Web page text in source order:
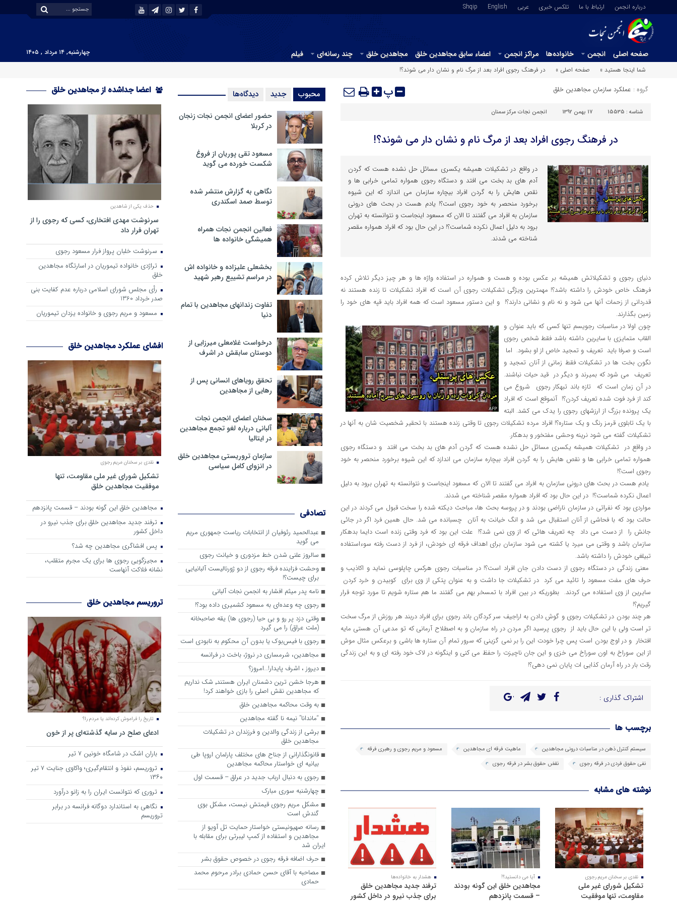
درباره انجمن ارتباط با ما تلکس خبری عربي English
Shqip
صفحه اصلی انجمن خانواده‌ها مراکز انجمن اعضاء سابق مجاهدین خلق مجاهدین خلق چند رسانه‌ای فیلم
چهارشنبه, ۱۴ مرداد , ۱۴۰۵
شما اینجا هستید »
صفحه اصلی » در فرهنگ رجوی افراد بعد از مرگ نام و نشان دار می شوند؟!
گروه : عملکرد سازمان مجاهدین خلق پ
شناسه : 15535 17 بهمن 1392 انجمن نجات مرکز سمنان
در فرهنگ رجوی افراد بعد از مرگ نام و نشان دار می شوند؟!
در واقع در تشکیلات همیشه یکسری مسائل حل نشده هست که گردن
آدم های بد بخت می افتد و دستگاه رجوی همواره تمامی خرابی ها و
نقص هایش را به گردن افراد بیچاره سازمان می اندازد که این شیوه
برخورد منحصر به خود رجوی است؟! یادم هست در بحث های درونی
سازمان به افراد می گفتند تا الان که مسعود اینجاست و نتوانسته به تهران
برود به دلیل اعمال نکرده شماست؟! در این حال بود که افراد همواره مقصر
شناخته می شدند.
دنیای رجوی و تشکیلاتش همیشه بر عکس بوده و هست و همواره در استفاده واِژه ها و هر چیز دیگر تلاش کرده
فرهنگ خاص خودش را داشته باشد؟! مهمترین ویژگی تشکیلات رجوی آن است که افراد تشکیلات تا زنده هستند نه
قدردانی از زحمات آنها می شود و نه نام و نشانی دارند؟! و این دستور مسعود است که همه افراد باید قپه های خود را
زمین بگذارند.
چون اولا در مناسبات رجویسم تنها کسی که باید عنوان و
القاب متمایزی با سایرین داشته باشد فقط شخص رجوی
است و صرفا باید تعریف و تمجید خاص از او بشود. اما
نگون بخت ها در تشکیلات فقط زمانی از آنان تمجید و
تعریف می شود که بمیرند و دیگر در قید حیات نباشند.
در آن زمان است که تازه باند تبهکار رجوی شروع می
کند از فرد فوت شده تعریف کردن؟! آنموقع است که افراد
یک پرونده بزرگ از ارزشهای رجوی را یدک می کشد. البته
با یک تابلوی قرمز رنگ و یک ستاره؟! افراد مرده تشکیلات رجوی تا وقتی زنده هستند با تحقیر شخصیت شان به آنها در
تشکیلات گفته می شود نرینه وحشی مفتخور و بدهکار.
در واقع در تشکیلات همیشه یکسری مسائل حل نشده هست که گردن آدم های بد بخت می افتد و دستگاه رجوی
همواره تمامی خرابی ها و نقص هایش را به گردن افراد بیچاره سازمان می اندازد که این شیوه برخورد منحصر به خود
رجوی است؟!
یادم هست در بحث های درونی سازمان به افراد می گفتند تا الان که مسعود اینجاست و نتوانسته به تهران برود به دلیل
اعمال نکرده شماست؟! در این حال بود که افراد همواره مقصر شناخته می شدند.
مواردی بود که نفراتی در سازمان ناراضی بودند و در پروسه بحث ها، مباحث دیکته شده را سخت قبول می کردند در این
حالت بود که با فحاشی از آنان استقبال می شد و انگ خیانت به آنان چسبانده می شد. حال همین فرد اگر در جائی
جانش را از دست می داد چه تعریف هائی که از وی نمی شد؟! علت این بود که فرد وقتی زنده است دایما بدهکار
سازمان باشد و وقتی می میرد یا کشته می شود سازمان برای اهداف فرقه ای خودش، از فرد از دست رفته سوءاستفاده
تبیلغی خودش را داشته باشد.
معنی زندگی در دستگاه رجوی از دست دادن جان افراد است؟! در مناسبات رجوی هرکس چاپلوسی نماید و اکاذیب و
حرف های مفت مسعود را تائید می کرد در تشکیلات جا داشت و به عنوان پتکی از وی برای کوبیدن و خرد کردن
سایرین از وی استفاده می کردند. بطوریکه در بین افراد با تمسخر بهم می گفتند ما هم ستاره شویم تا مورد توجه قرار
گیریم؟!
هر چند بودن در تشکیلات رجوی و گوش دادن به اراجیف سر کردگان باند رجوی برای افراد دربند هر روزش از مرگ سخت
تر است ولی با این حال باید از رجوی پرسید اگر مردن در راه سازمان و به اصطلاح آرمانی که تو مدعی آن هستی مایه
افتخار و در اوج بودن است پس چرا خودت این را بر نمی گزینی که سرور تمام آن ستاره ها باشی و برعکس مثال موش
از این سوراخ به اون سوراخ می خزی و این جان ناچیزت را حفظ می کنی و اینگونه در لاک خود رفته ای و به این زندگی
رقت بار در راه آرمان کذایی ات پایان نمی دهی؟!
اشتراک گذاری :
برچسب ها
سیستم کنترل ذهن در مناسبات درونی مجاهدین ماهیت فرقه ای مجاهدین
مسعود و مریم رجوی و رهبری فرقه
نفی حقوق فردی در فرقه رجوی
نقض حقوق بشر در فرقه رجوی
نوشته های مشابه
نقدی بر سخنان مریم رجوی
تشکیل شورای غیر ملی
مقاومت، تنها موفقیت
آیا می دانستید؟!
مجاهدین خلق این گونه بودند
– قسمت پانزدهم
هشدار به خانواده‌ها
ترفند جدید مجاهدین خلق
برای جذب نیرو در داخل کشور
محبوب جدید دیدگاه‌ها
حضور اعضای انجمن نجات زنجان
در کربلا
مسعود تقی پوریان از فروغ
شکست خورده می گوید
نگاهی به گزارش منتشر شده
توسط صمد اسکندری
فعالین انجمن نجات همراه
همیشگی خانواده ها
بخشعلی علیزاده و خانواده اش
در مراسم تشییع رهبر شهید
تفاوت زندانهای مجاهدین با تمام
دنیا
درخواست غلامعلی میرزایی از
دوستان سابقش در اشرف
تحقق رویاهای انسانی پس از
رهایی از مجاهدین
سخنان اعضای انجمن نجات
آلبانی درباره لغو تجمع مجاهدین
در ایتالیا
سازمان تروریستی مجاهدین خلق
در انزوای کامل سیاسی
تصادفی
عبدالحمید رئوفیان از انتخابات ریاست جمهوری مریم
می گوید
سالروز علنی شدن خط مزدوری و خیانت رجوی
وحشت فزاینده فرقه رجوی از دو ژورنالیست آلبانیایی
برای چیست؟!
نامه پدر میثم افشار به انجمن نجات آلبانی
رجوی چه وعده‌ای به مسعود کشمیری داده بود؟!
وقتی دزد پر رو و بی حیا (رجوی ها) یقه صاحبخانه
(ملت عراق) را می گیرد
رجوی با فیس‌بوک یا بدون آن محکوم به نابودی است
مجاهدین، شرم‎ساری در نروژ، باخت در فرانسه
ديروز ، اشرف پايدار!…امروز؟
هرجا خشن ترین دشمنان ایران هستند٬ شک نداریم
که مجاهدین نقش اصلی را بازی خواهند کرد!
به وقت محاکمه مجاهدین خلق
“ماندانا” نیمه نا گفته مجاهدین
برشی از زندگی والدین و فرزندان در تشکیلات
مجاهدین خلق
قانونگذارانی از جناح های مختلف پارلمان اروپا طی
بیانیه ای خواستار محاکمه مجاهدین
رجوی به دنبال ارباب جدید در عراق – قسمت اول
چهارشنبه سوری مبارک
مشکل مریم رجوی قیمتش نیست، مشکل بوی
گندش است
رسانه صهیونیستی خواستار حمایت تل آویو از
مجاهدین و استفاده از کمپ لیبرتی برای مقابله با
ایران شد
حرف اضافه فرقه رجوی در خصوص حقوق بشر
مصاحبه با آقای حسن حمادی برادر مرحوم محمد
حمادی
اعضا جداشده از مجاهدین خلق
حذف یکی از شاهدین
سرنوشت مهدی افتخاری، کسی که رجوی را از
تهران فرار داد
سرنوشت خلبان پرواز فرار مسعود رجوی
تراژدی خانواده تیموریان در اسارتگاه مجاهدین
خلق
رأی مجلس شورای اسلامی درباره عدم كفایت بنی
صدر خرداد 1360
مسعود و مریم رجوی و خانواده یزدان تیموریان
افشای عملکرد مجاهدین خلق
نقدی بر سخنان مریم رجوی
تشکیل شورای غیر ملی مقاومت، تنها
موفقیت مجاهدین خلق
مجاهدین خلق این گونه بودند – قسمت پانزدهم
ترفند جدید مجاهدین خلق برای جذب نیرو در
داخل کشور
پس افشاگری مجاهدین چه شد؟
مجیزگویی رجوی ها برای یک مجرم متقلب،
نشانه فلاکت آنهاست
تروریسم مجاهدین خلق
تاریخ را فراموش کرده‌اند یا مردم را؟
ادعای صلح در سایه گذشته‌ای پر از خون
باران اشک در شامگاه خونین 7 تیر
تروریسم، نفوذ و انتقام‌گیری؛ واکاوی جنایت ۷ تیر
۱۳۶۰
تروری که نتوانست ایران را به زانو درآورد
نگاهی به استاندارد دوگانه فرانسه در برابر
تروریسم